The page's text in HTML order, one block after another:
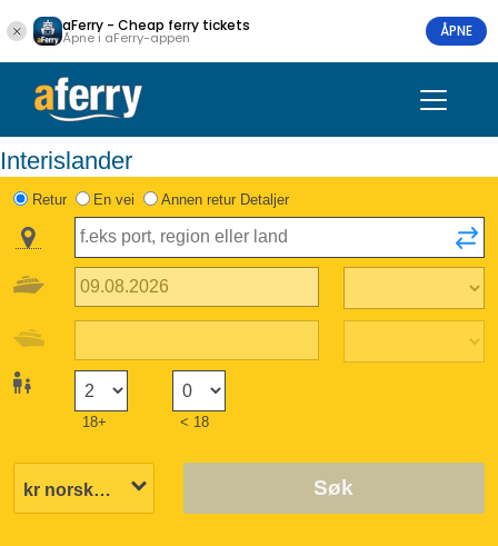
aFerry - Cheap ferry tickets
Åpne i aFerry-appen ÅPNE
Interislander
Retur En vei Annen retur Detaljer
18+ < 18
Søk